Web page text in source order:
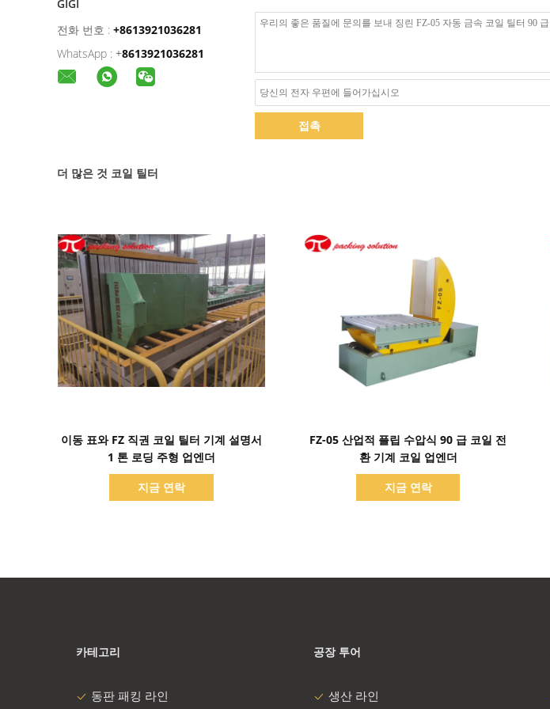
GIGI
전화 번호 : +8613921036281
WhatsApp : +8613921036281
접촉
더 많은 것 코일 틸터
이동 표와 FZ 직권 코일 틸터 기계 설명서
1 톤 로딩 주형 업엔더
지금 연락
FZ-05 산업적 플립 수압식 90 급 코일 전
환 기계 코일 업엔더
지금 연락
카테고리
동판 패킹 라인
공장 투어
생산 라인